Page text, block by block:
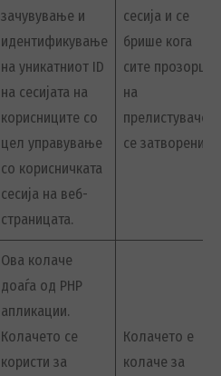
зачувување и
идентификување
на уникатниот ID
на сесијата на
корисниците со
цел управување
со корисничката
сесија на веб-
страницата.
сесија и се
брише кога
сите прозорци
на
прелистувачот
се затворени.
Ова колаче
доаѓа од PHP
апликации.
Колачето се
користи за
Колачето е
колаче за